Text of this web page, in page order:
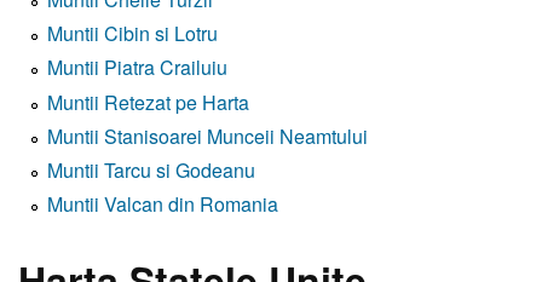
Muntii Cibin si Lotru
Muntii Piatra Crailuiu
Muntii Retezat pe Harta
Muntii Stanisoarei Munceii Neamtului
Muntii Tarcu si Godeanu
Muntii Valcan din Romania